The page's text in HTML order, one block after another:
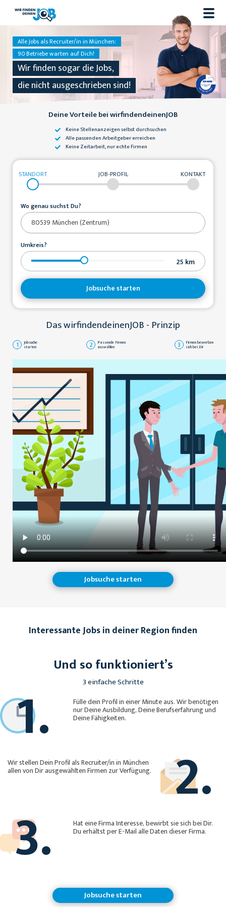
Alle Jobs als Recruiter/in in München:
90 Betriebe warten auf Dich!
Wir finden sogar die Jobs,
die nicht ausgeschrieben sind!
Deine Vorteile bei wirfindendeinenJOB
Keine Stellenanzeigenselbst durchsuchen
Alle passendenArbeitgeber erreichen
Keine Zeitarbeit,nur echte Firmen
STANDORT JOB-PROFIL KONTAKT
Wo genau suchst Du?
Umkreis?
25 km
Jobsuche starten
Das wirfindendeinenJOB - Prinzip
1 Jobsuche
starten 2 Passende Firmen
auswählen 3 Firmen bewerben
sich bei Dir
Jobsuche starten
Interessante Jobs in deiner Region finden
Und so funktioniert’s
3 einfache Schritte
1. Fülle dein Profil in einer Minute aus. Wir benötigen
nur Deine Ausbildung, Deine Berufserfahrung und
Deine Fähigkeiten.
2.
Wir stellen Dein Profil als Recruiter/in in München
allen von Dir ausgewählten Firmen zur Verfügung.
3. Hat eine Firma Interesse, bewirbt sie sich bei Dir.
Du erhältst per E-Mail alle Daten dieser Firma.
Jobsuche starten